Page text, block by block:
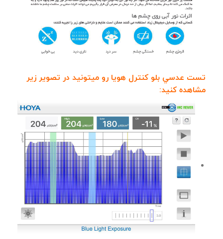
تست عدسي بلو كنترل هويا رو ميتونيد در تصوير زير
مشاهده كنيد: